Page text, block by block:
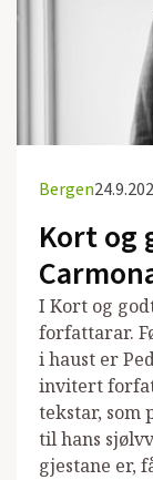
Bergen
Kort og
I Kort og
forfattarar.
i haust er
invitert
tekstar, som
til hans
gjestane er,